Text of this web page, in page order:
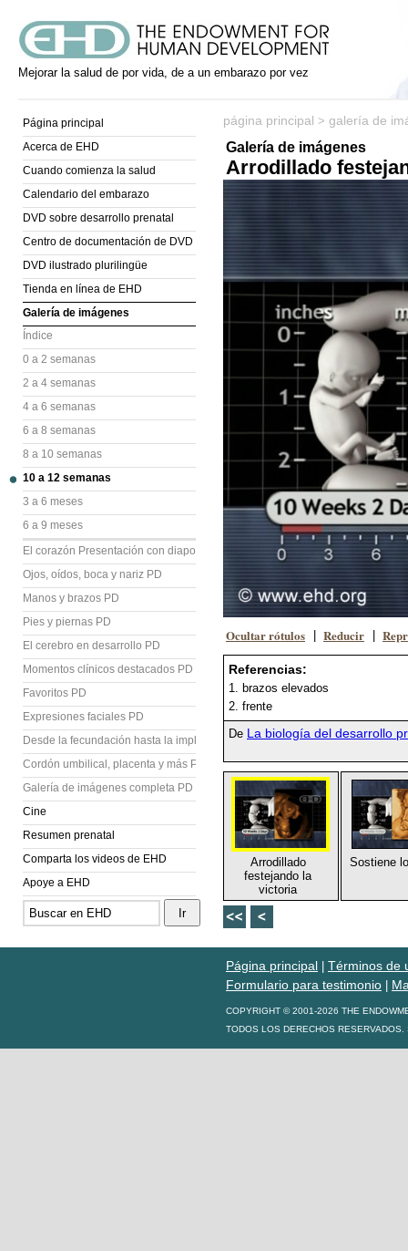
Mejorar la salud de por vida, de a un embarazo por vez
Página principal
Acerca de EHD
Cuando comienza la salud
Calendario del embarazo
DVD sobre desarrollo prenatal
Centro de documentación de DVD
DVD ilustrado plurilingüe
Tienda en línea de EHD
Galería de imágenes
Índice
0 a 2 semanas
2 a 4 semanas
4 a 6 semanas
6 a 8 semanas
8 a 10 semanas
10 a 12 semanas
3 a 6 meses
6 a 9 meses
El corazón Presentación con diapositivas (PD)
Ojos, oídos, boca y nariz PD
Manos y brazos PD
Pies y piernas PD
El cerebro en desarrollo PD
Momentos clínicos destacados PD
Favoritos PD
Expresiones faciales PD
Desde la fecundación hasta la implantación PD
Cordón umbilical, placenta y más PD
Galería de imágenes completa PD
Cine
Resumen prenatal
Comparta los videos de EHD
Apoye a EHD
página principal > galería de
Galería de imágenes
Arrodillado
Ocultar rótulos Reducir
Referencias:
1. brazos elevados
2. frente
De La biología del desarrollo
Arrodillado
festejando la
victoria
Sostiene
Página principal
Términos de
Formulario para testimonio
COPYRIGHT © 2001-2026 THE
TODOS LOS DERECHOS